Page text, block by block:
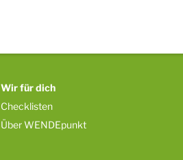
Wir für dich
Checklisten
Über WENDEpunkt